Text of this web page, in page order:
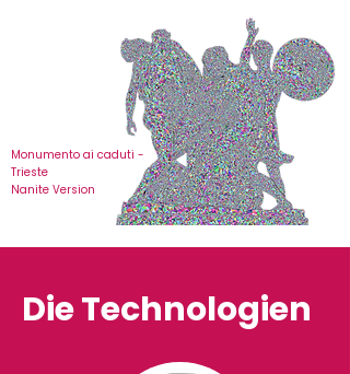
Monumento ai caduti -
Trieste
Nanite Version
Die Technologien